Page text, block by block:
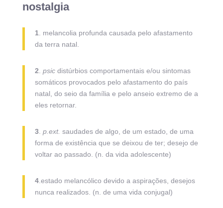
nostalgia
1 . melancolia profunda causada pelo afastamento
da terra natal.
2 psicdistúrbios comportamentais e/ou sintomas
somáticos provocados pelo afastamento do país
natal, do seio da família e pelo anseio extremo de a
eles retornar.
3 p.ext. saudades de algo, de um estado, de uma
forma de existência que se deixou de ter; desejo de
voltar ao passado. (n. da vida adolescente)
4.estado melancólico devido a aspirações, desejos
nunca realizados. (n. de uma vida conjugal)